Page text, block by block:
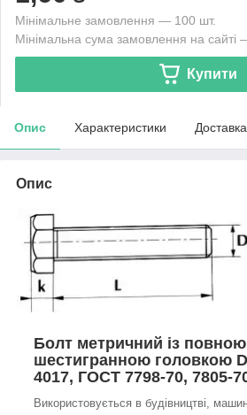
Мінімальне замовлення — 100 шт.
Мінімальна сума замовлення на сайті
Купити
Опис Характеристики Доставка
Опис
Болт метричний із повною
шестигранною головкою
4017, ГОСТ 7798-70, 7805-
Використовується в будівництві,